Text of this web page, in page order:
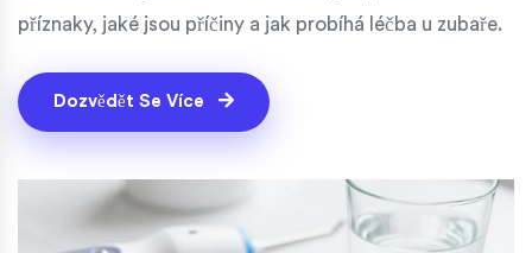
příznaky, jaké jsou příčiny a jak probíhá léčba u zubaře.
Dozvědět Se Více